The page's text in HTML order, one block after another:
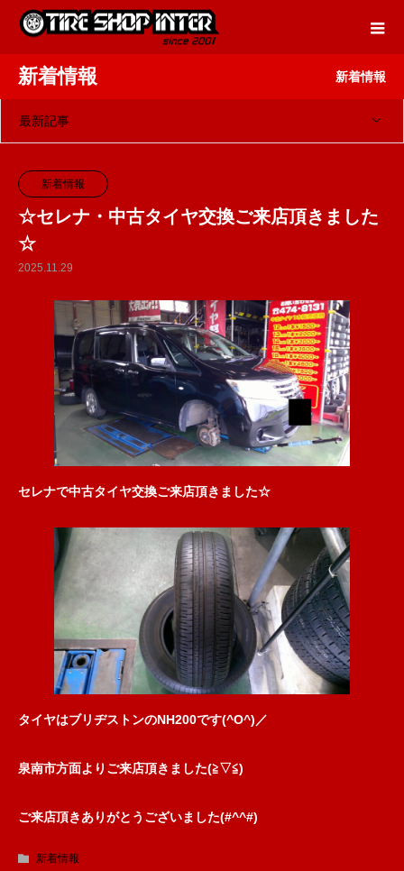
新着情報 新着情報
最新記事
新着情報
☆セレナ・中古タイヤ交換ご来店頂きました
☆
2025.11.29
セレナで中古タイヤ交換ご来店頂きました☆
タイヤはブリヂストンのNH200です(^O^)／
泉南市方面よりご来店頂きました(≧▽≦)
ご来店頂きありがとうございました(#^^#)
新着情報